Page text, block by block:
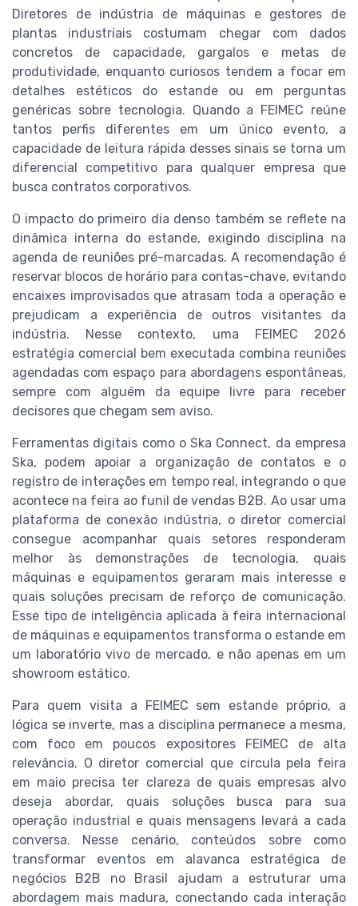
Diretores de indústria de máquinas e gestores de
plantas industriais costumam chegar com dados
concretos de capacidade, gargalos e metas de
produtividade, enquanto curiosos tendem a focar em
detalhes estéticos do estande ou em perguntas
genéricas sobre tecnologia. Quando a FEIMEC reúne
tantos perfis diferentes em um único evento, a
capacidade de leitura rápida desses sinais se torna um
diferencial competitivo para qualquer empresa que
busca contratos corporativos.
O impacto do primeiro dia denso também se reflete na
dinâmica interna do estande, exigindo disciplina na
agenda de reuniões pré-marcadas. A recomendação é
reservar blocos de horário para contas-chave, evitando
encaixes improvisados que atrasam toda a operação e
prejudicam a experiência de outros visitantes da
indústria. Nesse contexto, uma FEIMEC 2026
estratégia comercial bem executada combina reuniões
agendadas com espaço para abordagens espontâneas,
sempre com alguém da equipe livre para receber
decisores que chegam sem aviso.
Ferramentas digitais como o Ska Connect, da empresa
Ska, podem apoiar a organização de contatos e o
registro de interações em tempo real, integrando o que
acontece na feira ao funil de vendas B2B. Ao usar uma
plataforma de conexão indústria, o diretor comercial
consegue acompanhar quais setores responderam
melhor às demonstrações de tecnologia, quais
máquinas e equipamentos geraram mais interesse e
quais soluções precisam de reforço de comunicação.
Esse tipo de inteligência aplicada à feira internacional
de máquinas e equipamentos transforma o estande em
um laboratório vivo de mercado, e não apenas em um
showroom estático.
Para quem visita a FEIMEC sem estande próprio, a
lógica se inverte, mas a disciplina permanece a mesma,
com foco em poucos expositores FEIMEC de alta
relevância. O diretor comercial que circula pela feira
em maio precisa ter clareza de quais empresas alvo
deseja abordar, quais soluções busca para sua
operação industrial e quais mensagens levará a cada
conversa. Nesse cenário, conteúdos sobre como
transformar eventos em alavanca estratégica de
negócios B2B no Brasil ajudam a estruturar uma
abordagem mais madura, conectando cada interação